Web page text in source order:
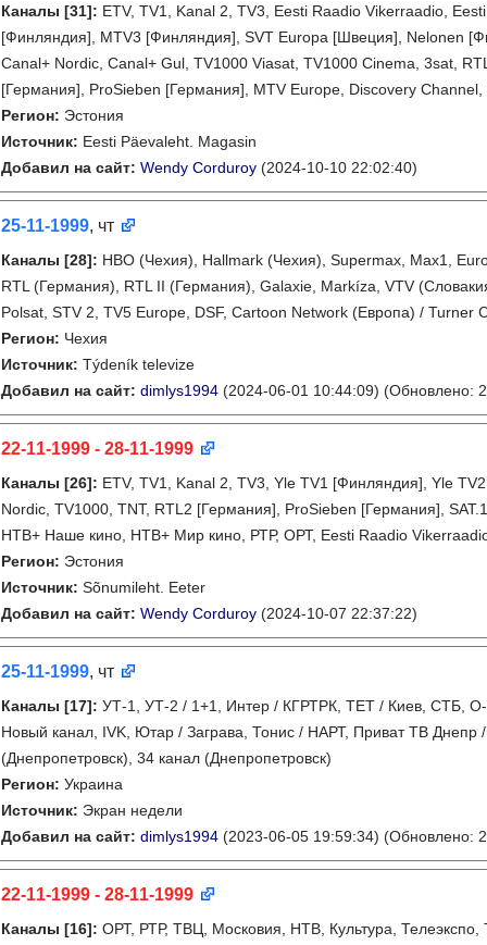
Каналы [31]: ETV, TV1, Kanal 2, TV3, Eesti Raadio Vikerraadio,
[Финляндия], MTV3 [Финляндия], SVT Europa [Швеция], Nelonen
Canal+ Nordic, Canal+ Gul, TV1000 Viasat, TV1000 Cinema, 3sat,
[Германия], ProSieben [Германия], MTV Europe, Discovery
Регион: Эстония
Источник: Eesti Päevaleht. Magasin
Добавил на сайт: Wendy Corduroy (2024-10-10 22:02:40)
25-11-1999, чт
Каналы [28]: HBO (Чехия), Hallmark (Чехия), Supermax, Max1,
RTL (Германия), RTL II (Германия), Galaxie, Markíza, VTV
Polsat, STV 2, TV5 Europe, DSF, Cartoon Network (Европа) / Turner
Регион: Чехия
Источник: Týdeník televize
Добавил на сайт: dimlys1994 (2024-06-01 10:44:09) (Обновлено:
22-11-1999 - 28-11-1999
Каналы [26]: ETV, TV1, Kanal 2, TV3, Yle TV1 [Финляндия], Yle
Nordic, TV1000, TNT, RTL2 [Германия], ProSieben [Германия],
НТВ+ Наше кино, НТВ+ Мир кино, РТР, ОРТ, Eesti Raadio
Регион: Эстония
Источник: Sõnumileht. Eeter
Добавил на сайт: Wendy Corduroy (2024-10-07 22:37:22)
25-11-1999, чт
Каналы [17]: УТ-1, УТ-2 / 1+1, Интер / КГРТРК, ТЕТ / Киев, СТБ, O-
Новый канал, IVK, Ютар / Заграва, Тонис / НАРТ, Приват ТВ Днепр
(Днепропетровск), 34 канал (Днепропетровск)
Регион: Украина
Источник: Экран недели
Добавил на сайт: dimlys1994 (2023-06-05 19:59:34) (Обновлено:
22-11-1999 - 28-11-1999
Каналы [16]: ОРТ, РТР, ТВЦ, Московия, НТВ, Культура,